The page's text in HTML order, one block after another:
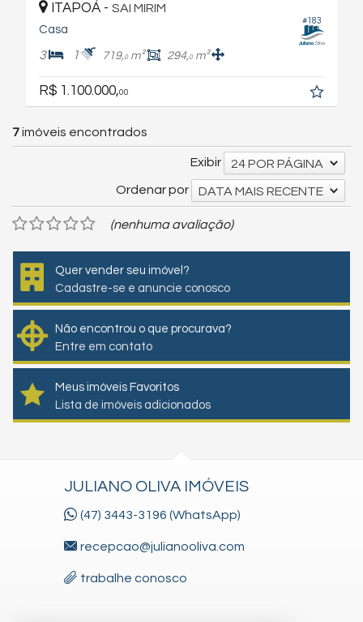
#183
ITAPOÁ - SAI MIRIM
Casa
3 1 719,0m² 294,0m²
R$ 1.100.000,00
7imóveis encontrados
Exibir
24 POR PÁGINA
Ordenar por
DATA MAIS RECENTE
(nenhuma avaliação)
Quer vender seu imóvel?
Cadastre-se e anuncie conosco
Não encontrou o que procurava?
Entre em contato
Meus imóveis Favoritos
Lista de imóveis adicionados
JULIANO OLIVA IMÓVEIS
(47) 3443-3196 (WhatsApp)
recepcao@julianooliva.com
trabalhe conosco